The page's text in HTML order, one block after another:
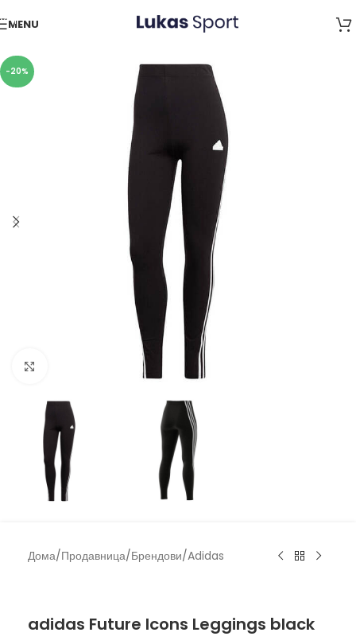
Skip to navigation
Skip to main content
MENU
-20%
Дома/Продавница/Брендови/Adidas
adidas Future Icons Leggings black